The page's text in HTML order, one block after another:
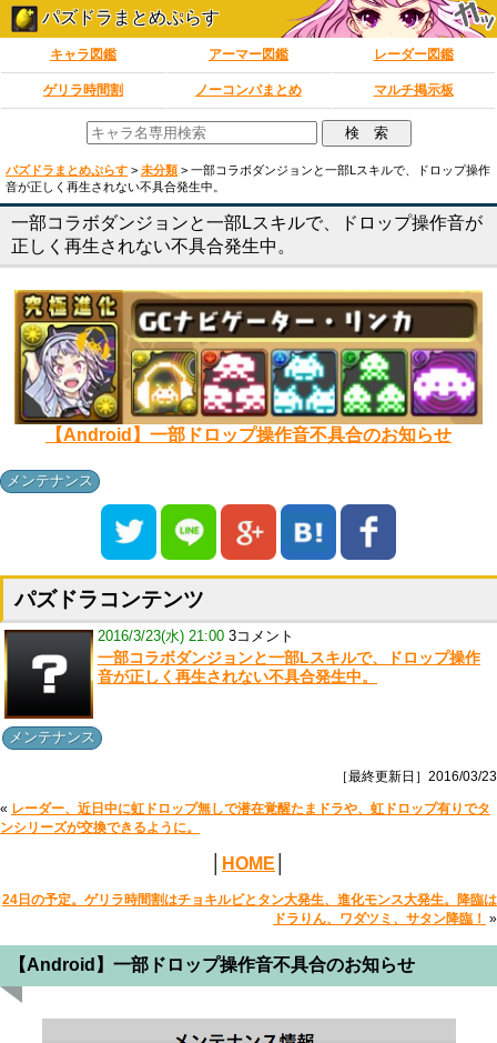
パズドラまとめぷらす
キャラ図鑑 アーマー図鑑 レーダー図鑑
ゲリラ時間割 ノーコンパまとめ マルチ掲示板
パズドラまとめぷらす > 未分類 > 一部コラボダンジョンと一部Lスキルで、ドロップ操作
音が正しく再生されない不具合発生中。
一部コラボダンジョンと一部Lスキルで、ドロップ操作音が
正しく再生されない不具合発生中。
【Android】一部ドロップ操作音不具合のお知らせ
メンテナンス
パズドラコンテンツ
2016/3/23(水) 21:00 3コメント
一部コラボダンジョンと一部Lスキルで、ドロップ操作
音が正しく再生されない不具合発生中。
メンテナンス
［最終更新日］2016/03/23
« レーダー、近日中に虹ドロップ無しで潜在覚醒たまドラや、虹ドロップ有りでタ
ンシリーズが交換できるように。
HOME
24日の予定。ゲリラ時間割はチョキルビとタン大発生、進化モンス大発生。降臨は
ドラりん、ワダツミ、サタン降臨！ »
【Android】一部ドロップ操作音不具合のお知らせ